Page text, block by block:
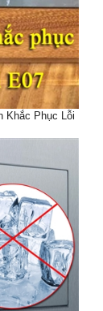
Khắc Phục Lỗi